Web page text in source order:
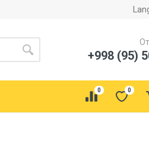
+998 (95)
0 0